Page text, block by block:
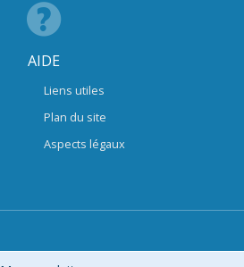
AIDE
Liens utiles
Plan du site
Aspects légaux